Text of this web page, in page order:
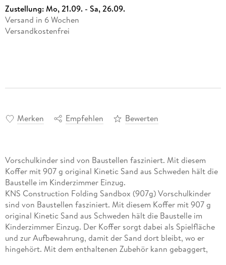
Zustellung:Mo, 21.09. - Sa, 26.09.
Versand in 6 Wochen
Versandkostenfrei
Merken Empfehlen Bewerten
Vorschulkinder sind von Baustellen fasziniert. Mit diesem
Koffer mit 907 g original Kinetic Sand aus Schweden hält die
Baustelle im Kinderzimmer Einzug.
KNS Construction Folding Sandbox (907g) Vorschulkinder
sind von Baustellen fasziniert. Mit diesem Koffer mit 907 g
original Kinetic Sand aus Schweden hält die Baustelle im
Kinderzimmer Einzug. Der Koffer sorgt dabei als Spielfläche
und zur Aufbewahrung, damit der Sand dort bleibt, wo er
hingehört. Mit dem enthaltenen Zubehör kann gebaggert,